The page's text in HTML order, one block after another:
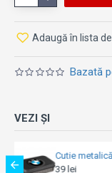
Bazată
Adaugă în lista
VEZI ȘI
29 lei